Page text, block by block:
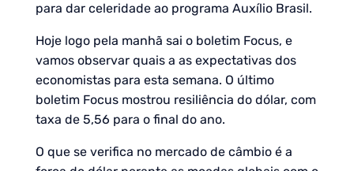
para dar celeridade ao programa Auxílio Brasil.
Hoje logo pela manhã sai o boletim Focus, e
vamos observar quais a as expectativas dos
economistas para esta semana. O último
boletim Focus mostrou resiliência do dólar, com
taxa de 5,56 para o final do ano.
O que se verifica no mercado de câmbio é a